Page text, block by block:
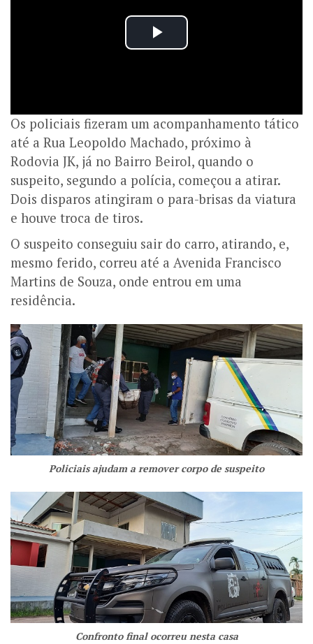
Os policiais fizeram um acompanhamento tático
até a Rua Leopoldo Machado, próximo à
Rodovia JK, já no Bairro Beirol, quando o
suspeito, segundo a polícia, começou a atirar.
Dois disparos atingiram o para-brisas da viatura
e houve troca de tiros.
O suspeito conseguiu sair do carro, atirando, e,
mesmo ferido, correu até a Avenida Francisco
Martins de Souza, onde entrou em uma
residência.
Policiais ajudam a remover corpo de suspeito
Confronto final ocorreu nesta casa